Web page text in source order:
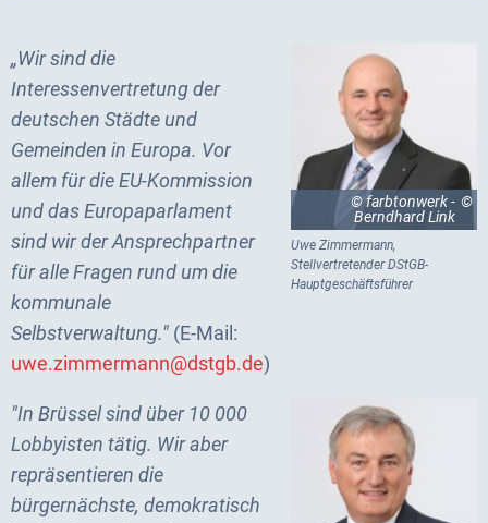
© farbtonwerk -
Berndhard Link
Uwe Zimmermann,
Stellvertretender DStGB-
Hauptgeschäftsführer
„Wir sind die
Interessenvertretung der
deutschen Städte und
Gemeinden in Europa. Vor
allem für die EU-Kommission
und das Europaparlament
sind wir der Ansprechpartner
für alle Fragen rund um die
kommunale
Selbstverwaltung." (E-Mail:
uwe.zimmermann@dstgb.de)
"In Brüssel sind über 10 000
Lobbyisten tätig. Wir aber
repräsentieren die
bürgernächste, demokratisch